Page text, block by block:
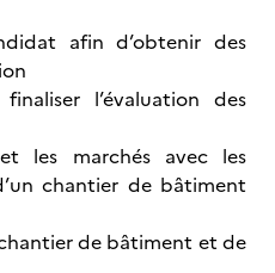
afin d’obtenir des
l’évaluation des
les marchés avec les
chantier de bâtiment
de bâtiment et de